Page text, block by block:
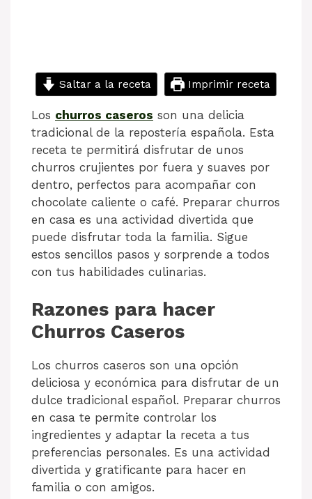
Saltar a la receta Imprimir receta
Los churros caseros son una delicia
tradicional de la repostería española. Esta
receta te permitirá disfrutar de unos
churros crujientes por fuera y suaves por
dentro, perfectos para acompañar con
chocolate caliente o café. Preparar churros
en casa es una actividad divertida que
puede disfrutar toda la familia. Sigue
estos sencillos pasos y sorprende a todos
con tus habilidades culinarias.
Razones para hacer
Churros Caseros
Los churros caseros son una opción
deliciosa y económica para disfrutar de un
dulce tradicional español. Preparar churros
en casa te permite controlar los
ingredientes y adaptar la receta a tus
preferencias personales. Es una actividad
divertida y gratificante para hacer en
familia o con amigos.